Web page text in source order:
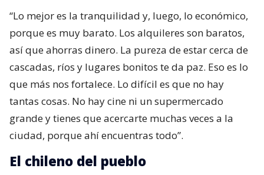
“Lo mejor es la tranquilidad y, luego, lo económico,
porque es muy barato. Los alquileres son baratos,
así que ahorras dinero. La pureza de estar cerca de
cascadas, ríos y lugares bonitos te da paz. Eso es lo
que más nos fortalece. Lo difícil es que no hay
tantas cosas. No hay cine ni un supermercado
grande y tienes que acercarte muchas veces a la
ciudad, porque ahí encuentras todo”.
El chileno del pueblo